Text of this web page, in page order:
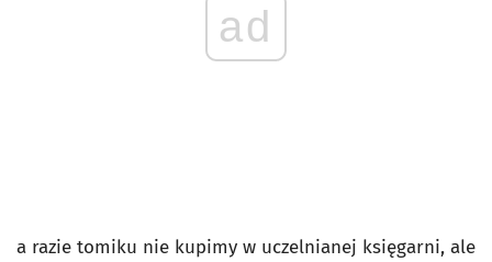
ad
a razie tomiku nie kupimy w uczelnianej księgarni, ale